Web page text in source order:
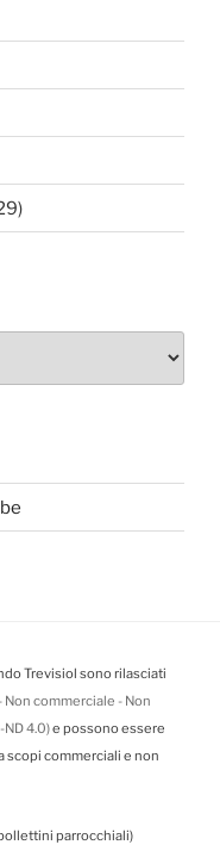
Trevisiol sono rilasciati
commerciale - Non
4.0)e possono essere
scopi commerciali e non
parrocchiali)